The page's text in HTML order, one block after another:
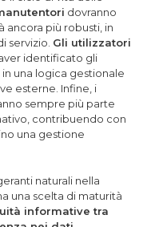
dovranno
ancora più robusti, in
servizio. Gli utilizzatori
identificato gli
una logica gestionale
esterne. Infine, i
sempre più parte
contribuendo con
una gestione
naturali nella
una scelta di maturità
informative tra